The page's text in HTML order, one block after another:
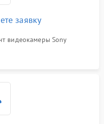
заявку
видеокамеры Sony